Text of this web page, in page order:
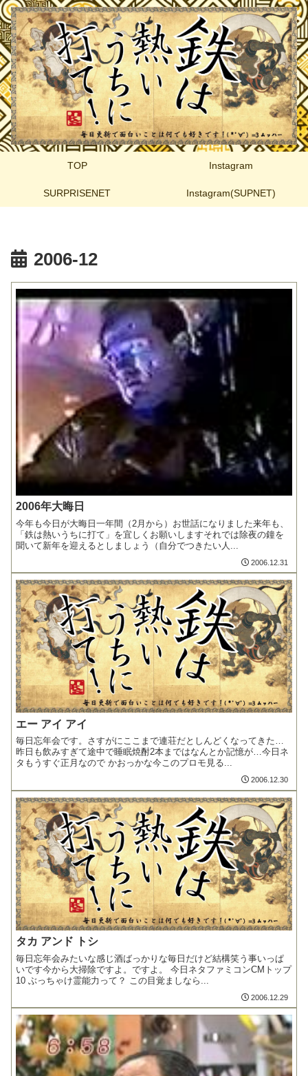
TOP Instagram
SURPRISENET Instagram(SUPNET)
2006-12
2006年大晦日
今年も今日が大晦日一年間（2月から）お世話になりました来年も、
「鉄は熱いうちに打て」を宜しくお願いしますそれでは除夜の鐘を
聞いて新年を迎えるとしましょう（自分でつきたい人...
2006.12.31
エー アイ アイ
毎日忘年会です。さすがにここまで連荘だとしんどくなってきた…
昨日も飲みすぎて途中で睡眠焼酎2本まではなんとか記憶が…今日ネ
タもうすぐ正月なので かおっかな今このプロモ見る...
2006.12.30
タカ アンド トシ
毎日忘年会みたいな感じ酒ばっかりな毎日だけど結構笑う事いっぱ
いです今から大掃除ですよ。ですよ。 今日ネタファミコンCMトップ
10 ぶっちゃけ霊能力って？ この目覚ましなら...
2006.12.29